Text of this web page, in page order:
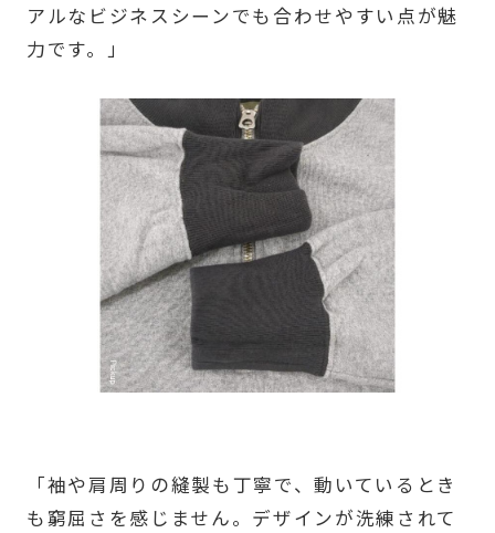
アルなビジネスシーンでも合わせやすい点が魅
力です。」
「袖や肩周りの縫製も丁寧で、動いているとき
も窮屈さを感じません。デザインが洗練されて